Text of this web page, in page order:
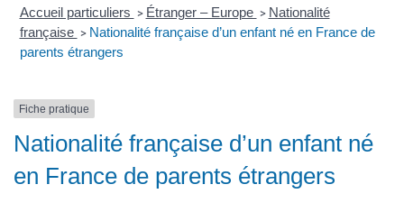
Accueil particuliers > Étranger – Europe > Nationalité
française > Nationalité française d’un enfant né en France de
parents étrangers
Fiche pratique
Nationalité française d’un enfant né
en France de parents étrangers